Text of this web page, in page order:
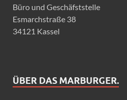
Büro und Geschäfststelle
Esmarchstraße 38
34121 Kassel
ÜBER DAS MARBURGER.